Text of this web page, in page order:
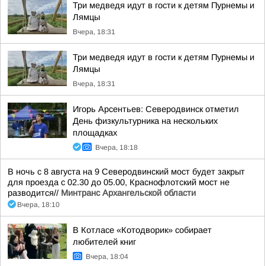
Три медведя идут в гости к детям Пурнемы и
Лямцы
Вчера, 18:31
Три медведя идут в гости к детям Пурнемы и
Лямцы
Вчера, 18:31
Игорь Арсентьев: Северодвинск отметил
День физкультурника на нескольких
площадках
Вчера, 18:18
В ночь с 8 августа на 9 Северодвинский мост будет закрыт
для проезда с 02.30 до 05.00, Краснофлотский мост не
разводится// Минтранс Архангельской области
Вчера, 18:10
В Котласе «Котодворик» собирает
любителей книг
Вчера, 18:04